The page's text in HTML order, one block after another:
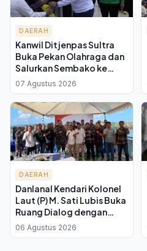
DAERAH
Kanwil Ditjenpas Sultra
Buka Pekan Olahraga dan
Salurkan Sembako ke
Panti Jompo di Kendari
07 Agustus 2026
DAERAH
Danlanal Kendari Kolonel
Laut (P) M. Sati Lubis Buka
Ruang Dialog dengan
Insan Pers, Tekankan Peran
Media sebagai Mitra
06 Agustus 2026